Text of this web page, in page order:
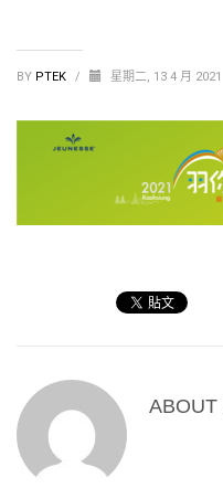
BY PTEK / 星期二, 13 4 月 2021
ABOUT